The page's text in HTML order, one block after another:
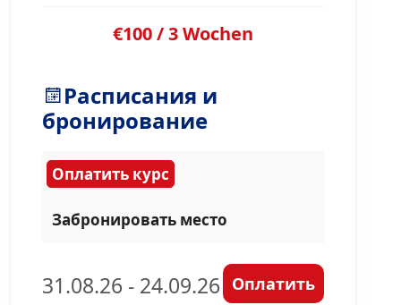
€100 / 3 Wochen
Расписания и
бронирование
Оплатить курс
Забронировать место
31.08.26 - 24.09.26 Оплатить